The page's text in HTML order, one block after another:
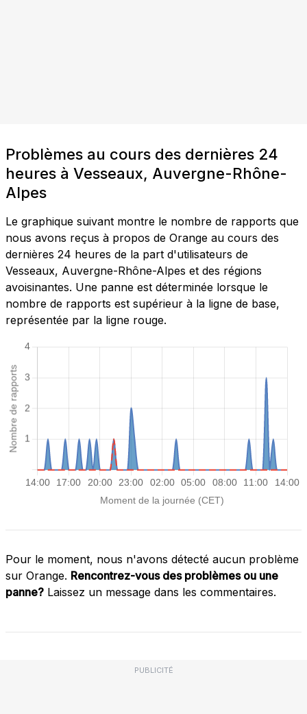
Problèmes au cours des dernières 24
heures à Vesseaux, Auvergne-Rhône-
Alpes
Le graphique suivant montre le nombre de rapports que
nous avons reçus à propos de Orange au cours des
dernières 24 heures de la part d'utilisateurs de
Vesseaux, Auvergne-Rhône-Alpes et des régions
avoisinantes. Une panne est déterminée lorsque le
nombre de rapports est supérieur à la ligne de base,
représentée par la ligne rouge.
Pour le moment, nous n'avons détecté aucun problème
sur Orange. Rencontrez-vous des problèmes ou une
panne? Laissez un message dans les commentaires.
PUBLICITÉ